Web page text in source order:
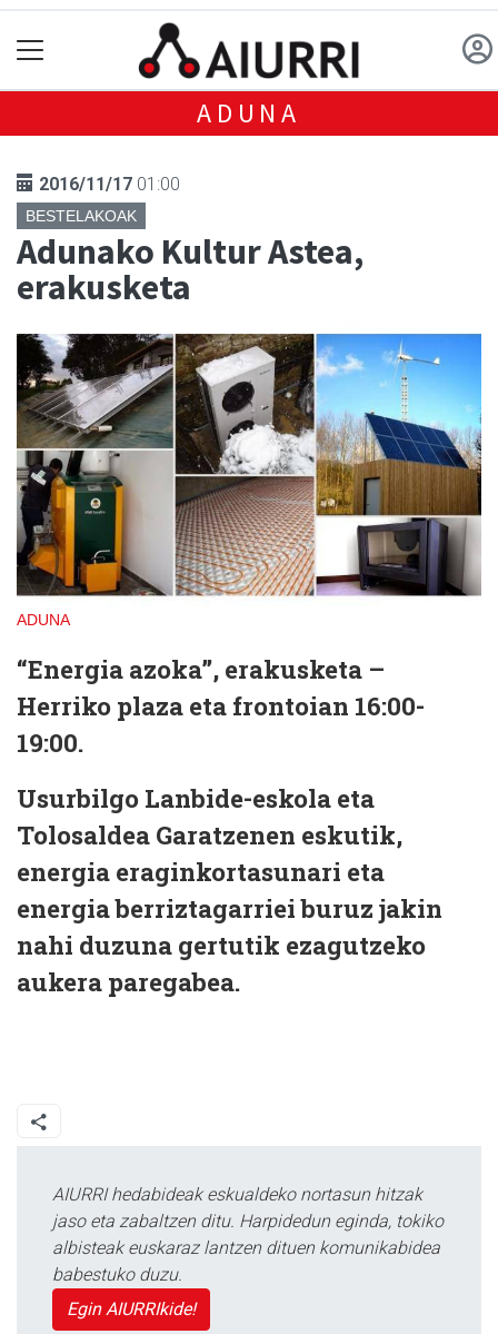
ADUNA
2016/11/17 01:00
BESTELAKOAK
Adunako Kultur Astea,
erakusketa
ADUNA
“Energia azoka”, erakusketa –
Herriko plaza eta frontoian 16:00-
19:00.
Usurbilgo Lanbide-eskola eta
Tolosaldea Garatzenen eskutik,
energia eraginkortasunari eta
energia berriztagarriei buruz jakin
nahi duzuna gertutik ezagutzeko
aukera paregabea.
AIURRI hedabideak eskualdeko nortasun hitzak
jaso eta zabaltzen ditu. Harpidedun eginda, tokiko
albisteak euskaraz lantzen dituen komunikabidea
babestuko duzu.
Egin AIURRIkide!